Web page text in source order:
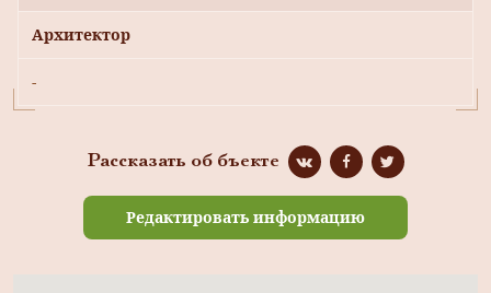
Архитектор
-
Рассказать об бъекте
Редактировать информацию